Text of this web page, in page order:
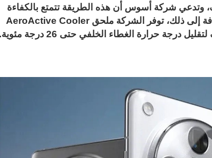
وتدعي شركة أسوس أن هذه الطريقة تتمتع بالكفاءة
العالية في منع ارتفاع حرارة الهاتف. بالإضافة إلى ذلك، توفر الشركة ملحق AeroActive Cooler
حرارة الغطاء الخلفي حتى 26 درجة مئوية.